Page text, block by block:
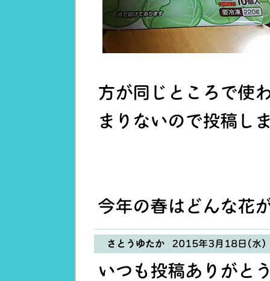
方が同じところで使
まりないので投稿し
今年の春はどんな花
さとうゆたか 2015年3月18日(水
いつも投稿ありがと